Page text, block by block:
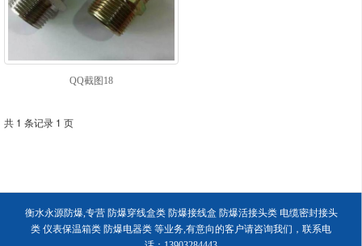
QQ截图18
共 1 条记录 1 页
衡水永源防爆,专营 防爆穿线盒类 防爆接线盒 防爆活接头类 电缆密封接头
类 仪表保温箱类 防爆电器类 等业务,有意向的客户请咨询我们，联系电